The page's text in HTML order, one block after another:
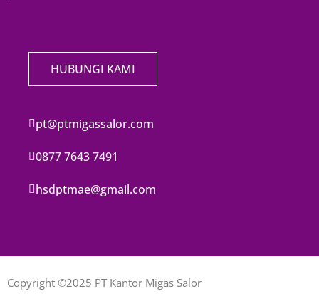
HUBUNGI KAMI
pt@ptmigassalor.com
0877 7643 7491
hsdptmae@gmail.com
Copyright ©2025 PT Kantor Migas Salor